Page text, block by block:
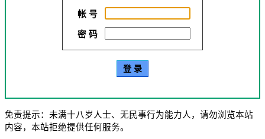
帐 号
密 码
免责提示：未满十八岁人士、无民事行为能力人，请勿浏览本站
内容，本站拒绝提供任何服务。